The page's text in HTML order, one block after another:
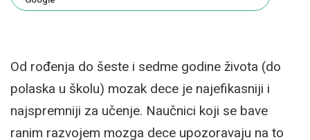
Od rođenja do šeste i sedme godine života (do
polaska u školu) mozak dece je najefikasniji i
najspremniji za učenje. Naučnici koji se bave
ranim razvojem mozga dece upozoravaju na to